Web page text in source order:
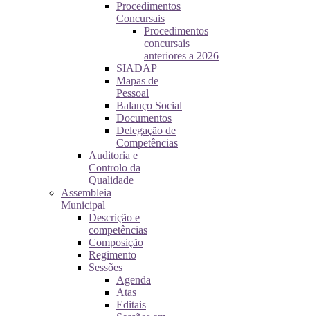
Procedimentos
Concursais
Procedimentos
concursais
anteriores a 2026
SIADAP
Mapas de
Pessoal
Balanço Social
Documentos
Delegação de
Competências
Auditoria e
Controlo da
Qualidade
Assembleia
Municipal
Descrição e
competências
Composição
Regimento
Sessões
Agenda
Atas
Editais